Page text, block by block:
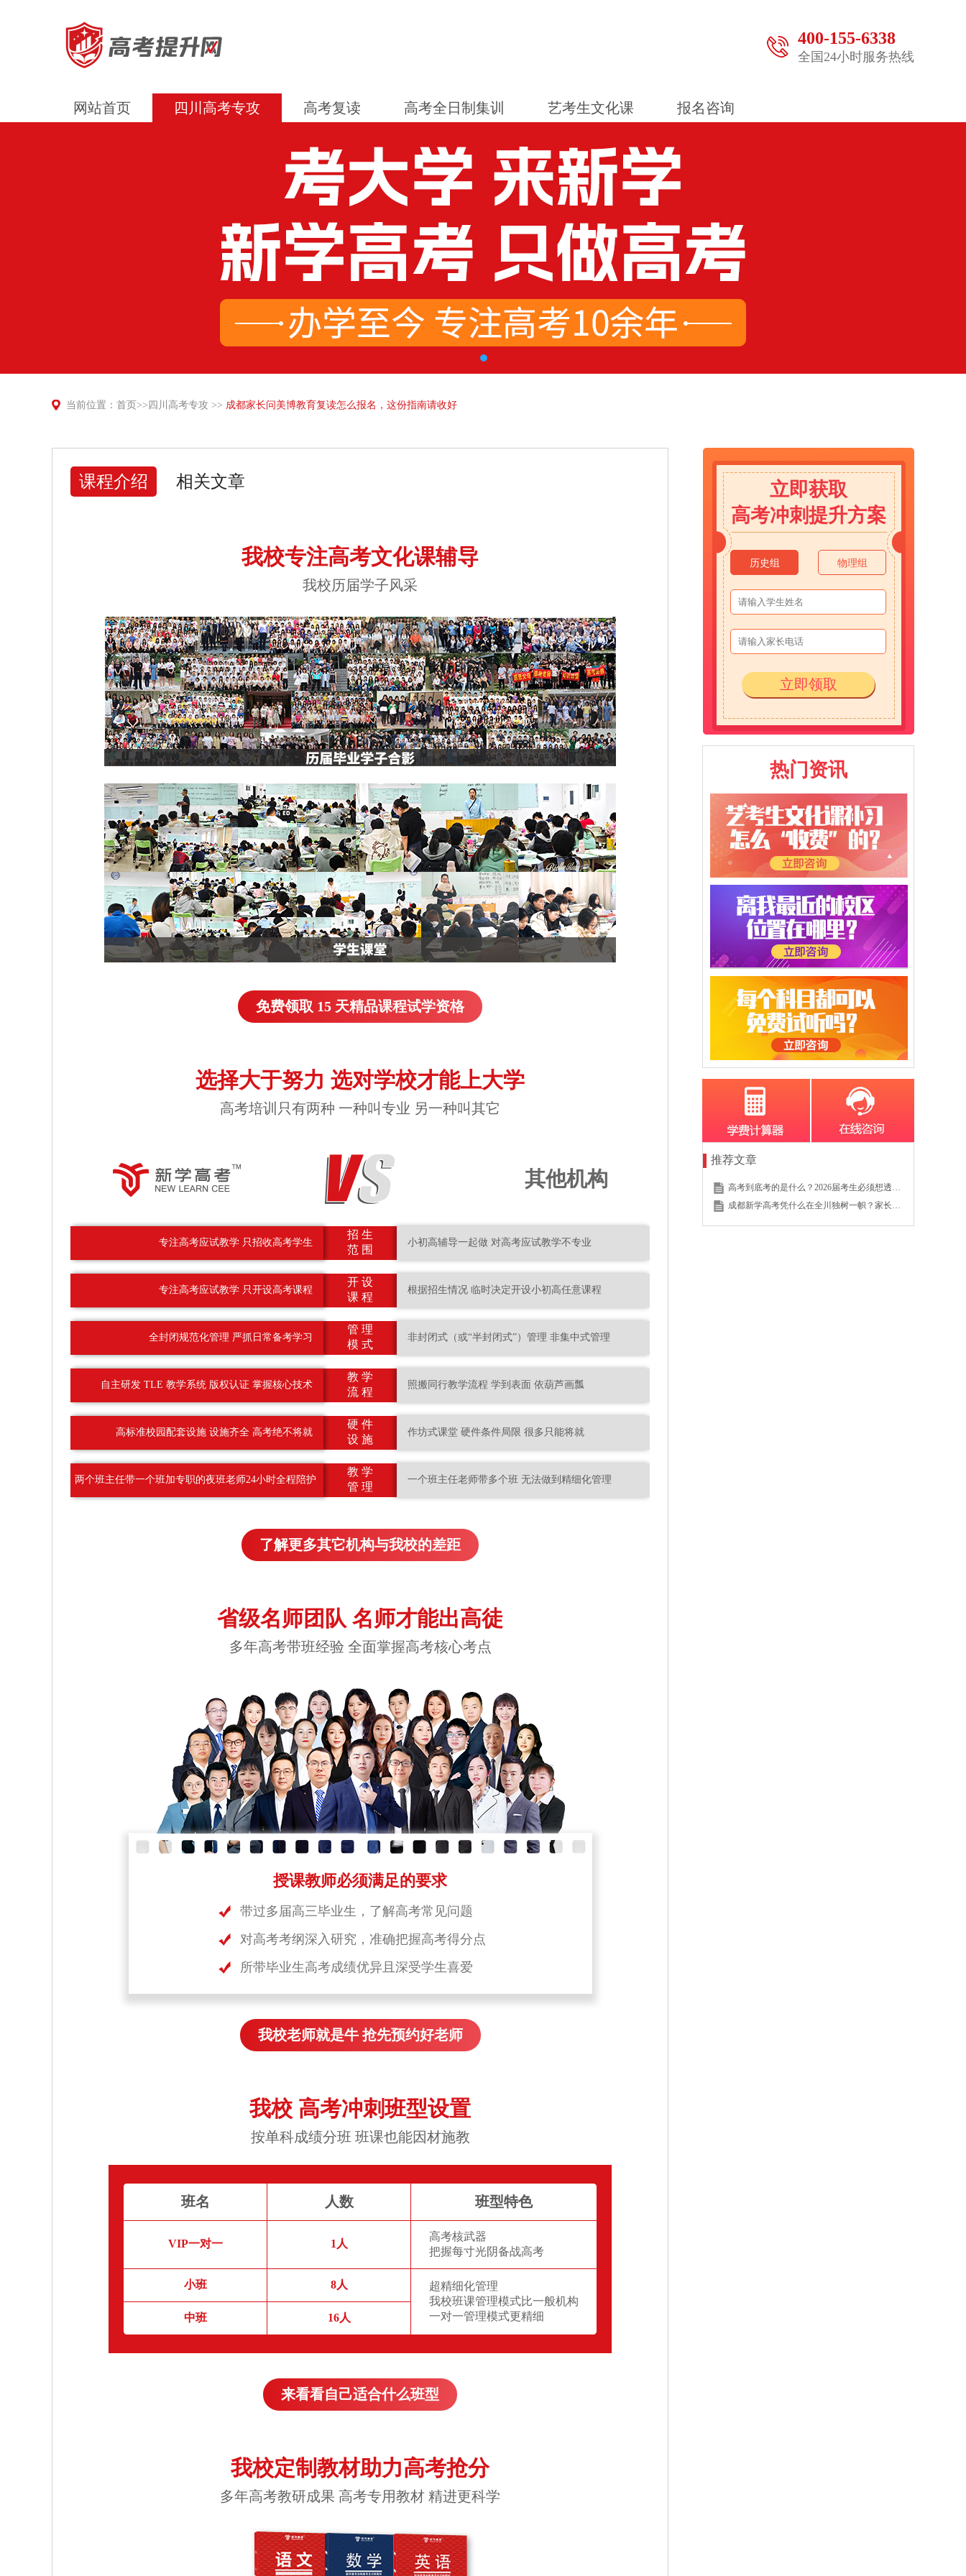
400-155-6338
全国24小时服务热线
网站首页 四川高考专攻 高考复读 高考全日制集训 艺考生文化课 报名咨询
当前位置： 首页 >> 四川高考专攻 >> 成都家长问美博教育复读怎么报名，这份指南请收好
课程介绍 相关文章
我校专注高考文化课辅导
我校历届学子风采
免费领取 15 天精品课程试学资格
选择大于努力 选对学校才能上大学
高考培训只有两种 一种叫专业 另一种叫其它
其他机构
专注高考应试教学 只招收高考学生
专注高考应试教学 只开设高考课程
全封闭规范化管理 严抓日常备考学习
自主研发 TLE 教学系统 版权认证 掌握核心技术
高标准校园配套设施 设施齐全 高考绝不将就
两个班主任带一个班加专职的夜班老师24小时全程陪护
招 生
范 围
开 设
课 程
管 理
模 式
教 学
流 程
硬 件
设 施
教 学
管 理
小初高辅导一起做 对高考应试教学不专业
根据招生情况 临时决定开设小初高任意课程
非封闭式（或“半封闭式”）管理 非集中式管理
照搬同行教学流程 学到表面 依葫芦画瓢
作坊式课堂 硬件条件局限 很多只能将就
一个班主任老师带多个班 无法做到精细化管理
了解更多其它机构与我校的差距
省级名师团队 名师才能出高徒
多年高考带班经验 全面掌握高考核心考点
授课教师必须满足的要求
带过多届高三毕业生，了解高考常见问题
对高考考纲深入研究，准确把握高考得分点
所带毕业生高考成绩优异且深受学生喜爱
我校老师就是牛 抢先预约好老师
我校 高考冲刺班型设置
按单科成绩分班 班课也能因材施教
班名 人数 班型特色
VIP一对一 1人
高考核武器
把握每寸光阴备战高考
小班 8人
超精细化管理
我校班课管理模式比一般机构
一对一管理模式更精细
中班 16人
来看看自己适合什么班型
我校定制教材助力高考抢分
多年高考教研成果 高考专用教材 精进更科学
立即获取
高考冲刺提升方案
历史组 物理组
立即领取
热门资讯
推荐文章
高考到底考的是什么？2026届考生必须想透的这个底层逻辑
成都新学高考凭什么在全川独树一帜？家长的真实选择说明一切